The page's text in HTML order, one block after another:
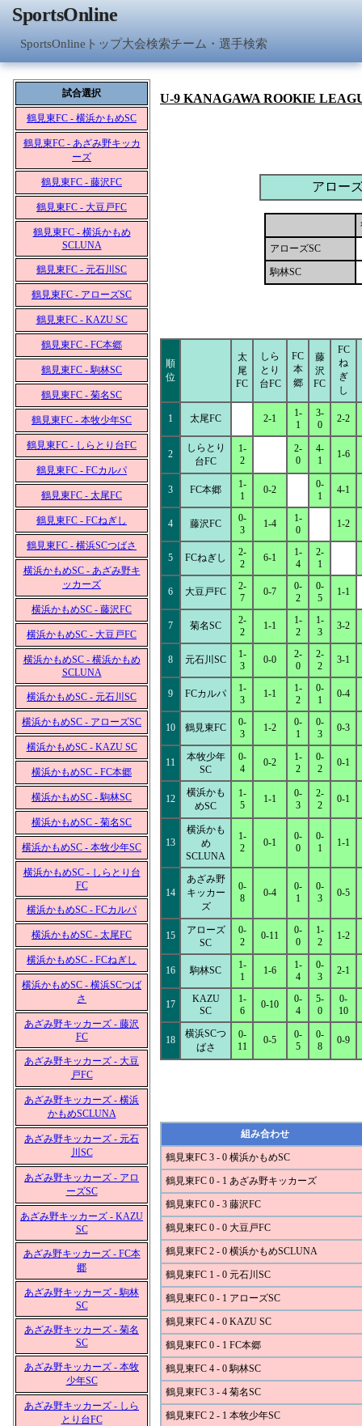
SportsOnline
SportsOnlineトップ大会検索チーム・選手検索
試合選択
鶴見東FC - 横浜かもめSC
鶴見東FC - あざみ野キッカ
ーズ
鶴見東FC - 藤沢FC
鶴見東FC - 大豆戸FC
鶴見東FC - 横浜かもめ
SCLUNA
鶴見東FC - 元石川SC
鶴見東FC - アローズSC
鶴見東FC - KAZU SC
鶴見東FC - FC本郷
鶴見東FC - 駒林SC
鶴見東FC - 菊名SC
鶴見東FC - 本牧少年SC
鶴見東FC - しらとり台FC
鶴見東FC - FCカルパ
鶴見東FC - 太尾FC
鶴見東FC - FCねぎし
鶴見東FC - 横浜SCつばさ
横浜かもめSC - あざみ野キ
ッカーズ
横浜かもめSC - 藤沢FC
横浜かもめSC - 大豆戸FC
横浜かもめSC - 横浜かもめ
SCLUNA
横浜かもめSC - 元石川SC
横浜かもめSC - アローズSC
横浜かもめSC - KAZU SC
横浜かもめSC - FC本郷
横浜かもめSC - 駒林SC
横浜かもめSC - 菊名SC
横浜かもめSC - 本牧少年SC
横浜かもめSC - しらとり台
FC
横浜かもめSC - FCカルパ
横浜かもめSC - 太尾FC
横浜かもめSC - FCねぎし
横浜かもめSC - 横浜SCつば
さ
あざみ野キッカーズ - 藤沢
FC
あざみ野キッカーズ - 大豆
戸FC
あざみ野キッカーズ - 横浜
かもめSCLUNA
あざみ野キッカーズ - 元石
川SC
あざみ野キッカーズ - アロ
ーズSC
あざみ野キッカーズ - KAZU
SC
あざみ野キッカーズ - FC本
郷
あざみ野キッカーズ - 駒林
SC
あざみ野キッカーズ - 菊名
SC
あざみ野キッカーズ - 本牧
少年SC
あざみ野キッカーズ - しら
とり台FC
U-9 KANAGAWA ROOKIE
アロー
アローズSC
駒林SC
順
位
太
尾
FC
しら
とり
台FC
FC
本
郷
藤
沢
FC
FC
ね
ぎ
し
1 太尾FC 2-1
1-
1
3-
0
2-2
2
しらとり
台FC
1-
2
2-
0
4-
1
1-6
3 FC本郷
1-
1
0-2
0-
1
4-1
4 藤沢FC
0-
3
1-4
1-
0
1-2
5 FCねぎし
2-
2
6-1
1-
4
2-
1
6 大豆戸FC
2-
7
0-7
0-
2
0-
5
1-1
7 菊名SC
2-
2
1-1
1-
2
1-
3
3-2
8 元石川SC
1-
3
0-0
2-
0
2-
2
3-1
9 FCカルパ
1-
3
1-1
1-
2
0-
1
0-4
10 鶴見東FC
0-
3
1-2
0-
1
0-
3
0-3
11
本牧少年
SC
0-
4
0-2
1-
2
0-
2
0-1
12
横浜かも
めSC
1-
5
1-1
0-
3
2-
2
0-1
13
横浜かも
め
SCLUNA
1-
2
0-1
0-
0
0-
1
1-1
14
あざみ野
キッカー
ズ
0-
8
0-4
0-
1
0-
3
0-5
15
アローズ
SC
0-
2
0-11
0-
0
1-
2
1-2
16 駒林SC
1-
1
1-6
1-
4
0-
3
2-1
17
KAZU
SC
1-
6
0-10
0-
4
5-
0
0-
10
18
横浜SCつ
ばさ
0-
11
0-5
0-
5
0-
8
0-9
組み合わせ
鶴見東FC 3 - 0 横浜かもめSC
鶴見東FC 0 - 1 あざみ野キッカーズ
鶴見東FC 0 - 3 藤沢FC
鶴見東FC 0 - 0 大豆戸FC
鶴見東FC 2 - 0 横浜かもめSCLUNA
鶴見東FC 1 - 0 元石川SC
鶴見東FC 0 - 1 アローズSC
鶴見東FC 4 - 0 KAZU SC
鶴見東FC 0 - 1 FC本郷
鶴見東FC 4 - 0 駒林SC
鶴見東FC 3 - 4 菊名SC
鶴見東FC 2 - 1 本牧少年SC